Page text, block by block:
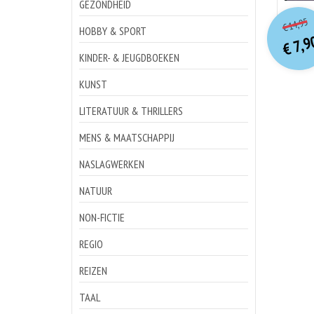
GEZONDHEID
HOBBY & SPORT
KINDER- & JEUGDBOEKEN
KUNST
LITERATUUR & THRILLERS
MENS & MAATSCHAPPIJ
NASLAGWERKEN
NATUUR
NON-FICTIE
REGIO
REIZEN
TAAL
€14,95
€